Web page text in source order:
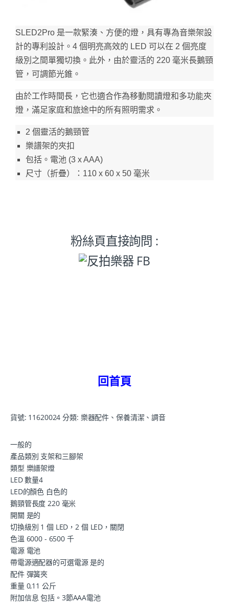
SLED2Pro 是一款緊湊、方便的燈，具有專為音樂架設
計的專利設計。 4 個明亮高效的 LED 可以在 2 個亮度
級別之間單獨切換。 此外，由於靈活的 220 毫米長鵝頸
管，可調節光錐。
由於工作時間長，它也適合作為移動閱讀燈和多功能夾
燈，滿足家庭和旅途中的所有照明需求。
2 個靈活的鵝頸管
樂譜架的夾扣
包括。 電池 (3 x AAA)
尺寸（折疊）：110 x 60 x 50 毫米
粉絲頁直接詢問 :
回首頁
貨號: 11620024 分類: 樂器配件、保養清潔、調音
一般的
產品類別 支架和三腳架
類型 樂譜架燈
LED 數量4
LED的顏色 白色的
鵝頸管長度 220 毫米
開關 是的
切換級別 1 個 LED，2 個 LED，關閉
色溫 6000 - 6500 千
電源 電池
帶電源適配器的可選電源 是的
配件 彈簧夾
重量 0,11 公斤
附加信息 包括。3節AAA電池